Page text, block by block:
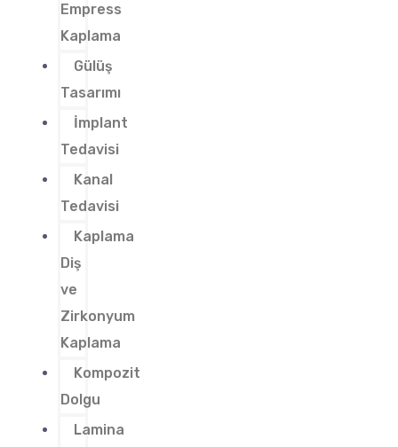
Empress
Kaplama
Gülüş
Tasarımı
İmplant
Tedavisi
Kanal
Tedavisi
Kaplama
Diş
ve
Zirkonyum
Kaplama
Kompozit
Dolgu
Lamina